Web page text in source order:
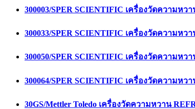
300003/SPER SCIENTIFIC เครื่องวัดความหว
300033/SPER SCIENTIFIC เครื่องวัดความหว
300050/SPER SCIENTIFIC เครื่องวัดความหว
300064/SPER SCIENTIFIC เครื่องวัดความหว
30GS/Mettler Toledo เครื่องวัดความหวาน